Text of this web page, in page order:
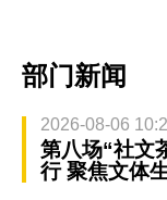
部门新闻
2026-08-06
第八场“社文
行 聚焦文体